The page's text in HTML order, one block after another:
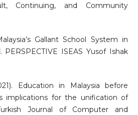
Continuing, and Community
Gallant School System in
ISEAS Yusof Ishak
Education in Malaysia before
implications for the unification of
Journal of Computer and